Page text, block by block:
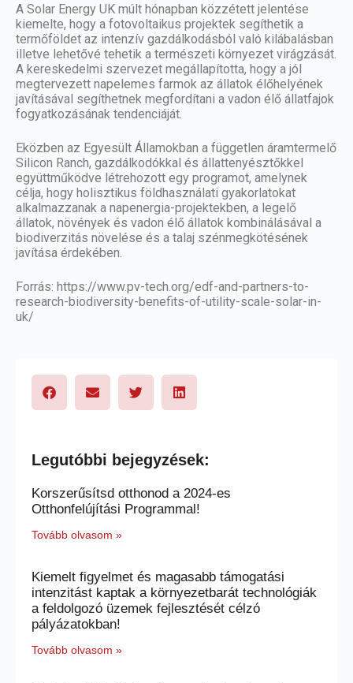
A Solar Energy UK múlt hónapban közzétett jelentése
kiemelte, hogy a fotovoltaikus projektek segíthetik a
termőföldet az intenzív gazdálkodásból való kilábalásban
illetve lehetővé tehetik a természeti környezet virágzását.
A kereskedelmi szervezet megállapította, hogy a jól
megtervezett napelemes farmok az állatok élőhelyének
javításával segíthetnek megfordítani a vadon élő állatfajok
fogyatkozásának tendenciáját.
Eközben az Egyesült Államokban a független áramtermelő
Silicon Ranch, gazdálkodókkal és állattenyésztőkkel
együttműködve létrehozott egy programot, amelynek
célja, hogy holisztikus földhasználati gyakorlatokat
alkalmazzanak a napenergia-projektekben, a legelő
állatok, növények és vadon élő állatok kombinálásával a
biodiverzitás növelése és a talaj szénmegkötésének
javítása érdekében.
Forrás: https://www.pv-tech.org/edf-and-partners-to-
research-biodiversity-benefits-of-utility-scale-solar-in-
uk/
Legutóbbi bejegyzések:
Korszerűsítsd otthonod a 2024-es
Otthonfelújítási Programmal!
Tovább olvasom »
Kiemelt figyelmet és magasabb támogatási
intenzitást kaptak a környezetbarát technológiák
a feldolgozó üzemek fejlesztését célzó
pályázatokban!
Tovább olvasom »